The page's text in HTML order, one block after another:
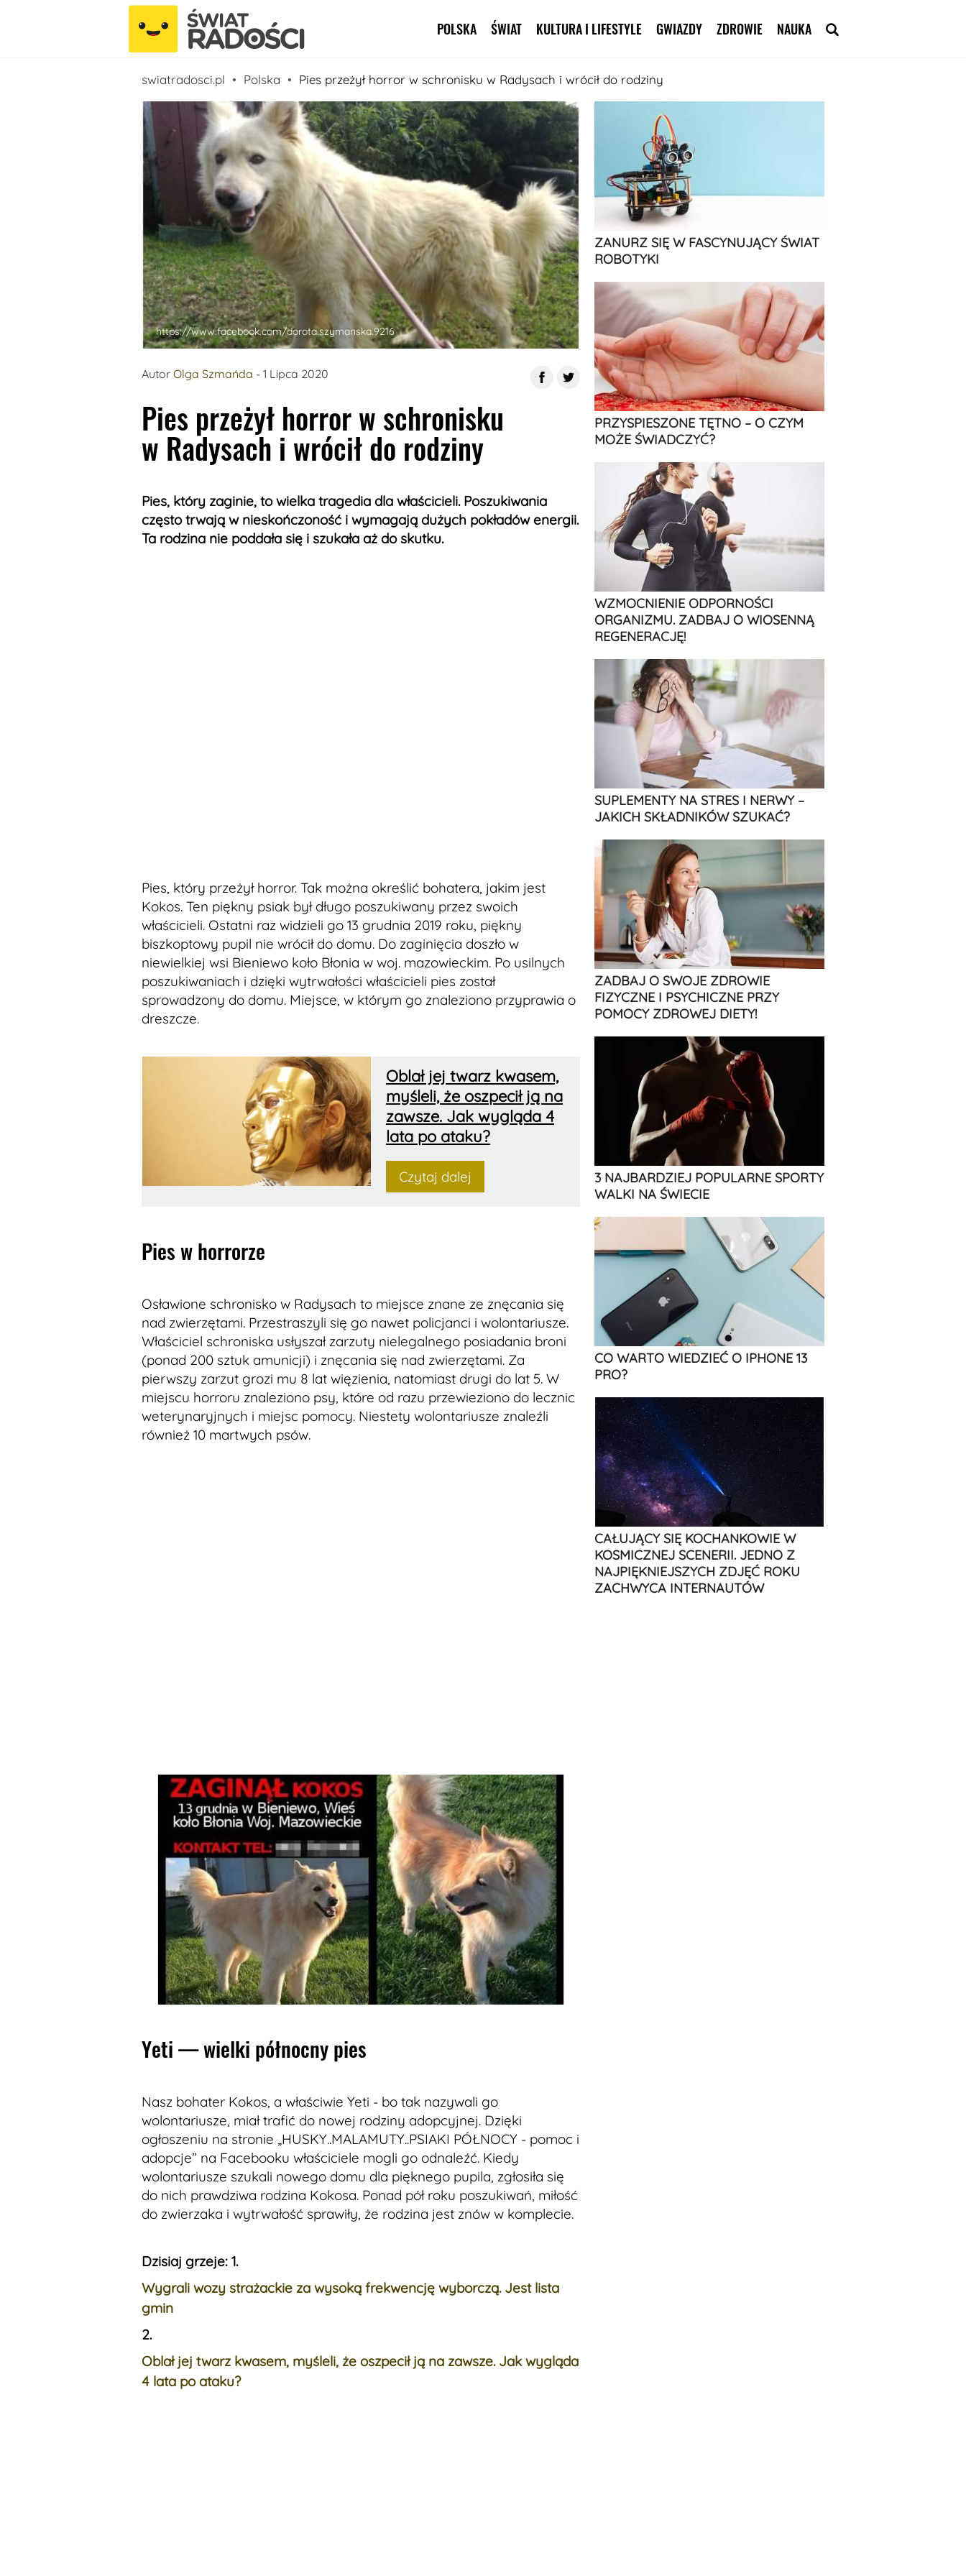
Pomiń nawigację
POLSKA ŚWIAT KULTURA I LIFESTYLE GWIAZDY ZDROWIE NAUKA
swiatradosci.pl Polska Pies przeżył horror w schronisku w Radysach i wrócił do rodziny
https://www.facebook.com/dorota.szymanska.9216
Autor Olga Szmańda - 1 Lipca 2020
Pies przeżył horror w schronisku
w Radysach i wrócił do rodziny
Pies, który zaginie, to wielka tragedia dla właścicieli. Poszukiwania
często trwają w nieskończoność i wymagają dużych pokładów energii.
Ta rodzina nie poddała się i szukała aż do skutku.
Pies, który przeżył horror. Tak można określić bohatera, jakim jest
Kokos. Ten piękny psiak był długo poszukiwany przez swoich
właścicieli. Ostatni raz widzieli go 13 grudnia 2019 roku, piękny
biszkoptowy pupil nie wrócił do domu. Do zaginięcia doszło w
niewielkiej wsi Bieniewo koło Błonia w woj. mazowieckim. Po usilnych
poszukiwaniach i dzięki wytrwałości właścicieli pies został
sprowadzony do domu. Miejsce, w którym go znaleziono przyprawia o
dreszcze.
Oblał jej twarz kwasem,
myśleli, że oszpecił ją na
zawsze. Jak wygląda 4
lata po ataku?
Czytaj dalej
Pies w horrorze
Osławione schronisko w Radysach to miejsce znane ze znęcania się
nad zwierzętami. Przestraszyli się go nawet policjanci i wolontariusze.
Właściciel schroniska usłyszał zarzuty nielegalnego posiadania broni
(ponad 200 sztuk amunicji) i znęcania się nad zwierzętami. Za
pierwszy zarzut grozi mu 8 lat więzienia, natomiast drugi do lat 5. W
miejscu horroru znaleziono psy, które od razu przewieziono do lecznic
weterynaryjnych i miejsc pomocy. Niestety wolontariusze znaleźli
również 10 martwych psów.
Yeti — wielki północny pies
Nasz bohater Kokos, a właściwie Yeti - bo tak nazywali go
wolontariusze, miał trafić do nowej rodziny adopcyjnej. Dzięki
ogłoszeniu na stronie „HUSKY..MALAMUTY..PSIAKI PÓŁNOCY - pomoc i
adopcje” na Facebooku właściciele mogli go odnaleźć. Kiedy
wolontariusze szukali nowego domu dla pięknego pupila, zgłosiła się
do nich prawdziwa rodzina Kokosa. Ponad pół roku poszukiwań, miłość
do zwierzaka i wytrwałość sprawiły, że rodzina jest znów w komplecie.
Dzisiaj grzeje: 1.
Wygrali wozy strażackie za wysoką frekwencję wyborczą. Jest lista
gmin
2.
Oblał jej twarz kwasem, myśleli, że oszpecił ją na zawsze. Jak wygląda
4 lata po ataku?
ZANURZ SIĘ W FASCYNUJĄCY ŚWIAT
ROBOTYKI
PRZYSPIESZONE TĘTNO – O CZYM
MOŻE ŚWIADCZYĆ?
WZMOCNIENIE ODPORNOŚCI
ORGANIZMU. ZADBAJ O WIOSENNĄ
REGENERACJĘ!
SUPLEMENTY NA STRES I NERWY –
JAKICH SKŁADNIKÓW SZUKAĆ?
ZADBAJ O SWOJE ZDROWIE
FIZYCZNE I PSYCHICZNE PRZY
POMOCY ZDROWEJ DIETY!
3 NAJBARDZIEJ POPULARNE SPORTY
WALKI NA ŚWIECIE
CO WARTO WIEDZIEĆ O IPHONE 13
PRO?
CAŁUJĄCY SIĘ KOCHANKOWIE W
KOSMICZNEJ SCENERII. JEDNO Z
NAJPIĘKNIEJSZYCH ZDJĘĆ ROKU
ZACHWYCA INTERNAUTÓW